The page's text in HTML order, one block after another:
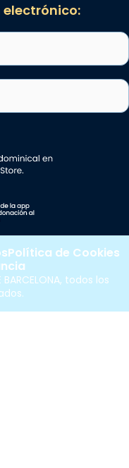
todos los
Política de Cookies